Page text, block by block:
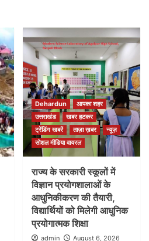
Dehardun
आपका शहर
उत्तराखंड
खबर हटकर
ट्रेंडिंग खबरें
ताज़ा ख़बर
न्यूज़
सोशल मीडिया वायरल
राज्य के सरकारी स्कूलों में
विज्ञान प्रयोगशालाओं के
आधुनिकीकरण की तैयारी,
विद्यार्थियों को मिलेगी आधुनिक
प्रयोगात्मक शिक्षा
admin August 6, 2026